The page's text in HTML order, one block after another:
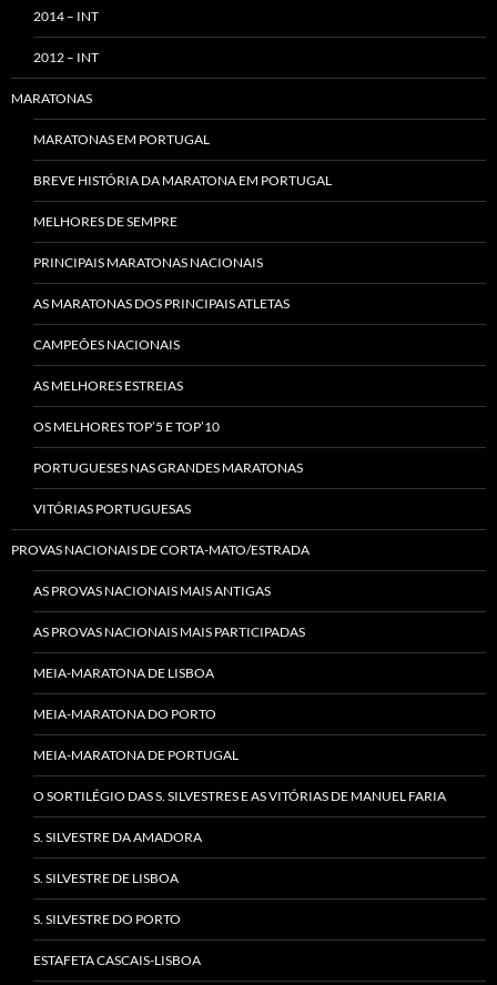
2014 – INT
2012 – INT
MARATONAS
MARATONAS EM PORTUGAL
BREVE HISTÓRIA DA MARATONA EM PORTUGAL
MELHORES DE SEMPRE
PRINCIPAIS MARATONAS NACIONAIS
AS MARATONAS DOS PRINCIPAIS ATLETAS
CAMPEÕES NACIONAIS
AS MELHORES ESTREIAS
OS MELHORES TOP’5 E TOP’10
PORTUGUESES NAS GRANDES MARATONAS
VITÓRIAS PORTUGUESAS
PROVAS NACIONAIS DE CORTA-MATO/ESTRADA
AS PROVAS NACIONAIS MAIS ANTIGAS
AS PROVAS NACIONAIS MAIS PARTICIPADAS
MEIA-MARATONA DE LISBOA
MEIA-MARATONA DO PORTO
MEIA-MARATONA DE PORTUGAL
O SORTILÉGIO DAS S. SILVESTRES E AS VITÓRIAS DE MANUEL FARIA
S. SILVESTRE DA AMADORA
S. SILVESTRE DE LISBOA
S. SILVESTRE DO PORTO
ESTAFETA CASCAIS-LISBOA